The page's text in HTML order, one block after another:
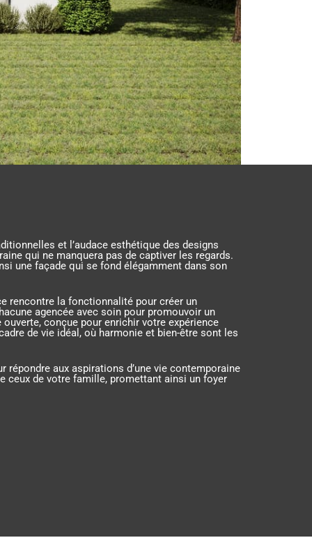
et l’audace esthétique des designs
qui ne manquera pas de captiver les regards.
une façade qui se fond élégamment dans son
rencontre la fonctionnalité pour créer un
agencée avec soin pour promouvoir un
conçue pour enrichir votre expérience
de vie idéal, où harmonie et bien-être sont les
aux aspirations d’une vie contemporaine
ceux de votre famille, promettant ainsi un foyer